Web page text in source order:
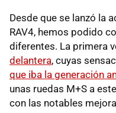
Desde que se lanzó la
RAV4, hemos podido
diferentes. La primera
delantera, cuyas
que iba la generación
unas ruedas M+S a
con las notables